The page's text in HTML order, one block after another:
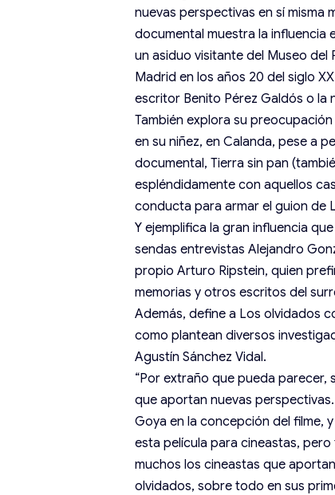
nuevas perspectivas en sí misma
documental muestra la influencia
un asiduo visitante del Museo del
Madrid en los años 20 del siglo
escritor Benito Pérez Galdós o la
También explora su
en su niñez, en Calanda, pese a
documental, Tierra sin pan
espléndidamente con aquellos
conducta para armar el guion de
Y ejemplifica la gran influencia
sendas entrevistas Alejandro
propio Arturo Ripstein, quien
memorias y otros escritos del
Además, define a Los olvidados
como plantean diversos
Agustín Sánchez Vidal.
“Por extraño que pueda parecer,
que aportan nuevas
Goya en la concepción del filme,
esta película para cineastas,
muchos los cineastas que
olvidados, sobre todo en sus